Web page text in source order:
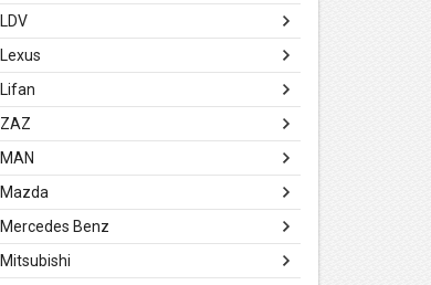
LDV
Lexus
Lifan
ZAZ
MAN
Mazda
Mercedes Benz
Mitsubishi